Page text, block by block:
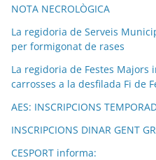
NOTA NECROLÒGICA
La regidoria de Serveis
per formigonat de rases
La regidoria de Festes
carrosses a la desfilada Fi de
AES: INSCRIPCIONS
INSCRIPCIONS DINAR GENT
CESPORT informa: